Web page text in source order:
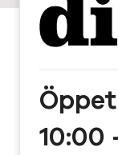
Öppet
10:00